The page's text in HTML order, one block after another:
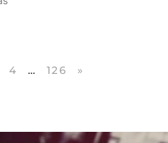
4 … 126 »